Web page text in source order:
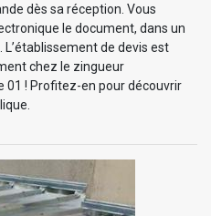
dès sa réception. Vous
le document, dans un
de devis est
chez le zingueur
01 ! Profitez-en pour découvrir